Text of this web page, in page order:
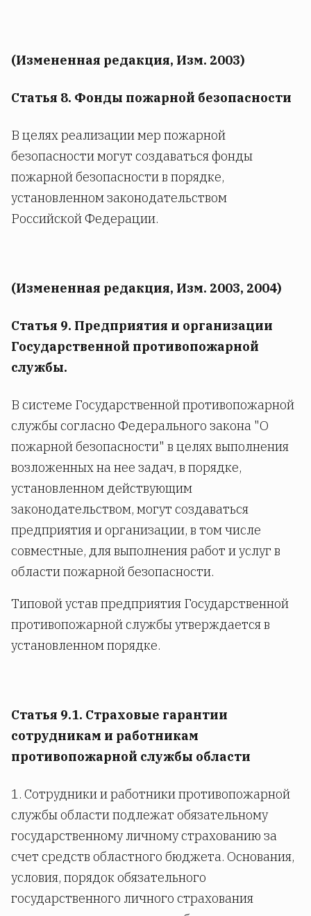
(Измененная редакция, Изм. 2003)
Статья 8. Фонды пожарной безопасности
В целях реализации мер пожарной
безопасности могут создаваться фонды
пожарной безопасности в порядке,
установленном законодательством
Российской Федерации.
(Измененная редакция, Изм. 2003, 2004)
Статья 9. Предприятия и организации
Государственной противопожарной
службы.
В системе Государственной противопожарной
службы согласно Федерального закона "О
пожарной безопасности" в целях выполнения
возложенных на нее задач, в порядке,
установленном действующим
законодательством, могут создаваться
предприятия и организации, в том числе
совместные, для выполнения работ и услуг в
области пожарной безопасности.
Типовой устав предприятия Государственной
противопожарной службы утверждается в
установленном порядке.
Статья 9.1. Страховые гарантии
сотрудникам и работникам
противопожарной службы области
1. Сотрудники и работники противопожарной
службы области подлежат обязательному
государственному личному страхованию за
счет средств областного бюджета. Основания,
условия, порядок обязательного
государственного личного страхования